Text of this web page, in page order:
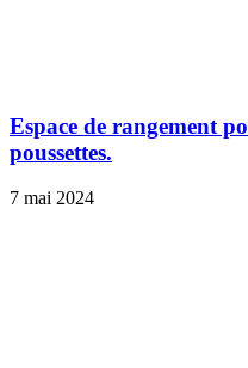
Espace de rangement
poussettes.
7 mai 2024